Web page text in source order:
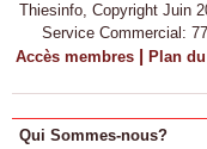
Thiesinfo, Copyright Juin
Service Commercial:
Accès membres | Plan
Qui Sommes-nous?